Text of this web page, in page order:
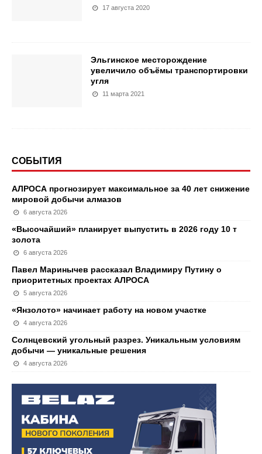
17 августа 2020
Эльгинское месторождение
увеличило объёмы транспортировки
угля
11 марта 2021
СОБЫТИЯ
АЛРОСА прогнозирует максимальное за 40 лет снижение
мировой добычи алмазов
6 августа 2026
«Высочайший» планирует выпустить в 2026 году 10 т
золота
6 августа 2026
Павел Маринычев рассказал Владимиру Путину о
приоритетных проектах АЛРОСА
5 августа 2026
«Янзолото» начинает работу на новом участке
4 августа 2026
Солнцевский угольный разрез. Уникальным условиям
добычи — уникальные решения
4 августа 2026